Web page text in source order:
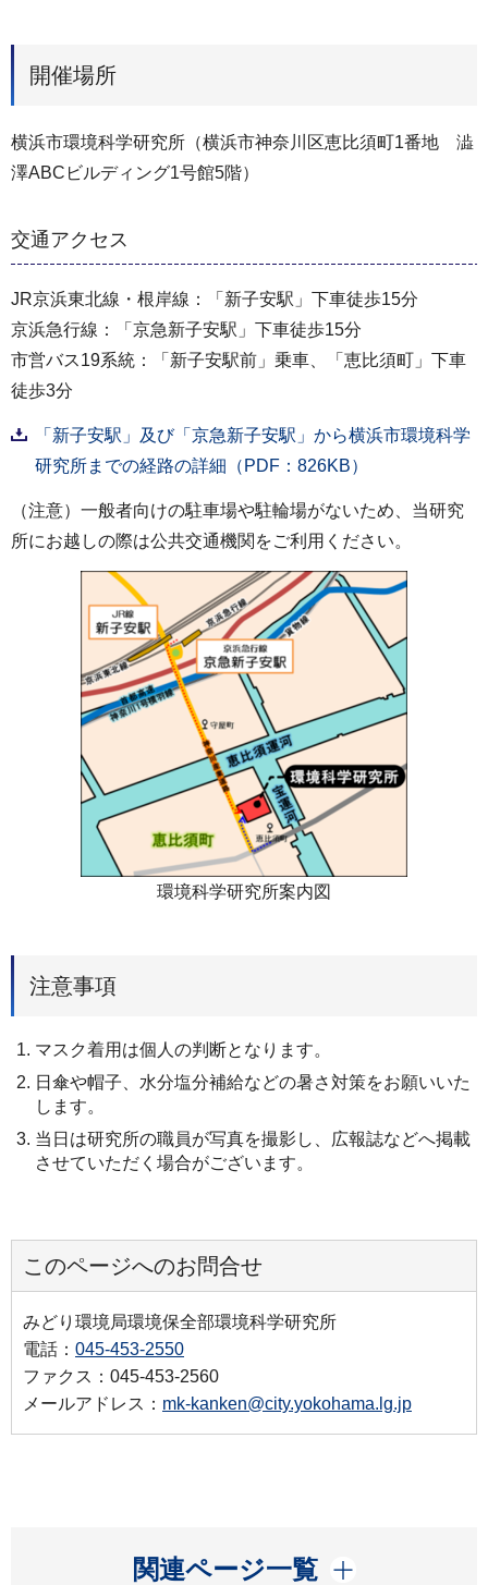
開催場所
横浜市環境科学研究所（横浜市神奈川区恵比須町1番地 澁
澤ABCビルディング1号館5階）
交通アクセス
JR京浜東北線・根岸線：「新子安駅」下車徒歩15分
京浜急行線：「京急新子安駅」下車徒歩15分
市営バス19系統：「新子安駅前」乗車、「恵比須町」下車
徒歩3分
「新子安駅」及び「京急新子安駅」から横浜市環境科学
研究所までの経路の詳細（PDF：826KB）
（注意）一般者向けの駐車場や駐輪場がないため、当研究
所にお越しの際は公共交通機関をご利用ください。
環境科学研究所案内図
注意事項
マスク着用は個人の判断となります。
日傘や帽子、水分塩分補給などの暑さ対策をお願いいた
します。
当日は研究所の職員が写真を撮影し、広報誌などへ掲載
させていただく場合がございます。
このページへのお問合せ
みどり環境局環境保全部環境科学研究所
電話： 045-453-2550
ファクス：045-453-2560
メールアドレス： mk-kanken@city.yokohama.lg.jp
関連ページ一覧
開く